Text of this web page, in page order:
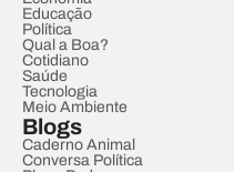
Educação
Política
Qual a Boa?
Cotidiano
Saúde
Tecnologia
Meio Ambiente
Blogs
Caderno Animal
Conversa Política